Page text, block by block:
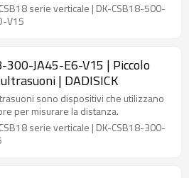
serie verticale | DK-CSB18-500-
V15
300-JA45-E6-V15 | Piccolo
| DADISICK
sono dispositivi che utilizzano
per misurare la distanza.
serie verticale | DK-CSB18-300-